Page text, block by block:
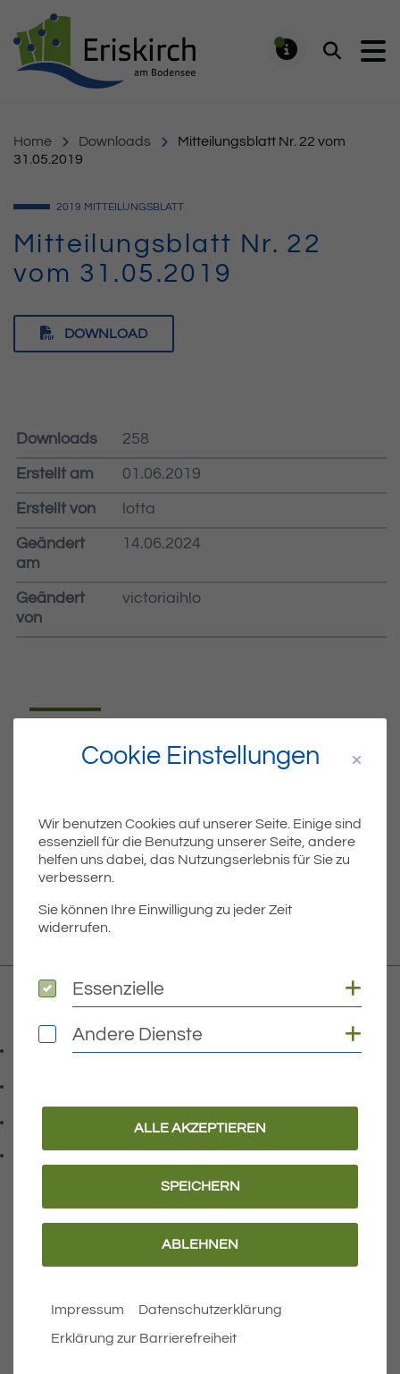
Suchen
Home Downloads
Mitteilungsblatt Nr. 22 vom
31.05.2019
2019 MITTEILUNGSBLATT
Mitteilungsblatt Nr. 22
vom 31.05.2019
DOWNLOAD
Downloads 258
Erstellt am 01.06.2019
Erstellt von lotta
Geändert
am
14.06.2024
Geändert
von
victoriaihlo
Dateiname MIBLA-22-2019.PDF
Dateigröße 5.86 MB
DOWNLOAD
07541 9708-0
Telefonnummer: 0 7 5 4 1 9 7 0 8 0
info@eriskirch.de
E-Mail Adresse: info@eriskirch.de
Adresse:
Wichtige Links
Öffnungszeiten Rathaus
Cookie Einstellungen
Wir benutzen Cookies auf unserer Seite. Einige sind
essenziell für die Benutzung unserer Seite, andere
helfen uns dabei, das Nutzungserlebnis für Sie zu
verbessern.
Sie können Ihre Einwilligung zu jeder Zeit
widerrufen.
Essenzielle
Essenzielle
Andere Dienste
Andere Dienste
ALLE AKZEPTIEREN
SPEICHERN
ABLEHNEN
Impressum
Datenschutzerklärung
Erklärung zur Barrierefreiheit